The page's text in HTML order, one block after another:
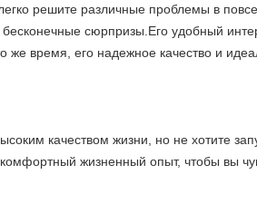
решите различные проблемы в
бесконечные сюрпризы.Его удобный
же время, его надежное качество и
качеством жизни, но не хотите
жизненный опыт, чтобы вы